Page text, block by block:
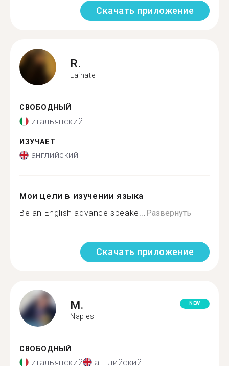
Скачать приложение
R.
Lainate
СВОБОДНЫЙ
итальянский
ИЗУЧАЕТ
английский
Мои цели в изучении языка
Be an English advance speake...Развернуть
Скачать приложение
M.
Naples
NEW
СВОБОДНЫЙ
итальянский английский